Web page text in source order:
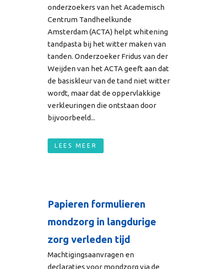
onderzoekers van het Academisch
Centrum Tandheelkunde
Amsterdam (ACTA) helpt whitening
tandpasta bij het witter maken van
tanden. Onderzoeker Fridus van der
Weijden van het ACTA geeft aan dat
de basiskleur van de tand niet witter
wordt, maar dat de oppervlakkige
verkleuringen die ontstaan door
bijvoorbeeld...
LEES MEER
Papieren formulieren
mondzorg in langdurige
zorg verleden tijd
Machtigingsaanvragen en
declaraties voor mondzorg via de